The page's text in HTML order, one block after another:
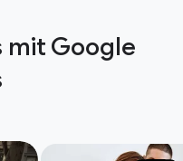
mit Google